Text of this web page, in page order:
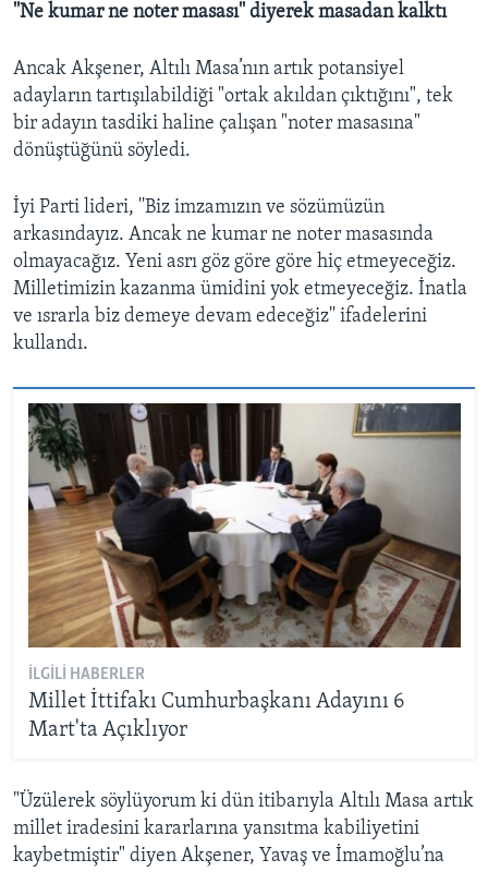
''Ne kumar ne noter masası'' diyerek masadan kalktı
Ancak Akşener, Altılı Masa’nın artık potansiyel
adayların tartışılabildiği "ortak akıldan çıktığını", tek
bir adayın tasdiki haline çalışan "noter masasına"
dönüştüğünü söyledi.
İyi Parti lideri, ''Biz imzamızın ve sözümüzün
arkasındayız. Ancak ne kumar ne noter masasında
olmayacağız. Yeni asrı göz göre göre hiç etmeyeceğiz.
Milletimizin kazanma ümidini yok etmeyeceğiz. İnatla
ve ısrarla biz demeye devam edeceğiz'' ifadelerini
kullandı.
İLGILI HABERLER
Millet İttifakı Cumhurbaşkanı Adayını 6
Mart'ta Açıklıyor
"Üzülerek söylüyorum ki dün itibarıyla Altılı Masa artık
millet iradesini kararlarına yansıtma kabiliyetini
kaybetmiştir" diyen Akşener, Yavaş ve İmamoğlu’na